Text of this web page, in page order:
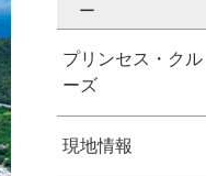
ー
プリンセス・クル
ーズ
現地情報